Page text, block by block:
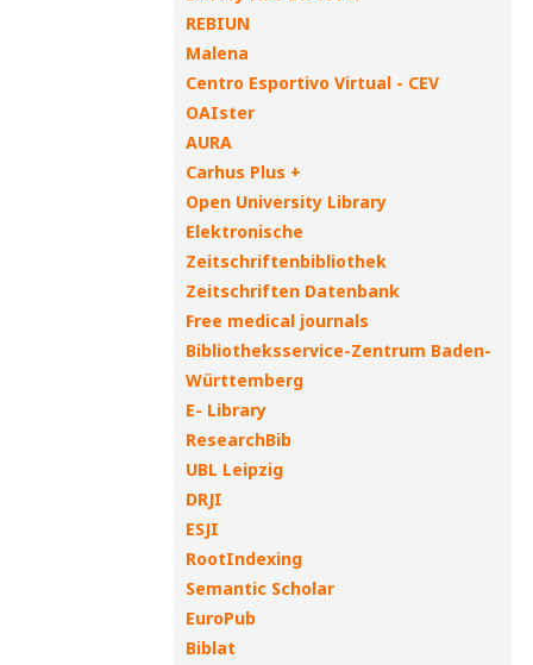
REBIUN
Malena
Centro Esportivo Virtual - CEV
OAIster
AURA
Carhus Plus +
Open University Library
Elektronische
Zeitschriftenbibliothek
Zeitschriften Datenbank
Free medical journals
Bibliotheksservice-Zentrum Baden-
Württemberg
E- Library
ResearchBib
UBL Leipzig
DRJI
ESJI
RootIndexing
Semantic Scholar
EuroPub
Biblat